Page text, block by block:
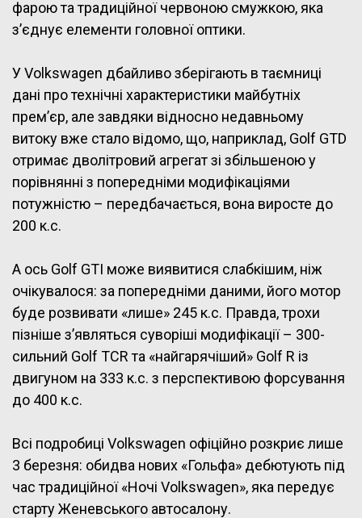
фарою та традиційної червоною смужкою, яка
з’єднує елементи головної оптики.
У Volkswagen дбайливо зберігають в таємниці
дані про технічні характеристики майбутніх
прем’єр, але завдяки відносно недавньому
витоку вже стало відомо, що, наприклад, Golf GTD
отримає дволітровий агрегат зі збільшеною у
порівнянні з попередніми модифікаціями
потужністю – передбачається, вона виросте до
200 к.с.
А ось Golf GTI може виявитися слабкішим, ніж
очікувалося: за попередніми даними, його мотор
буде розвивати «лише» 245 к.с. Правда, трохи
пізніше з’являться суворіші модифікації – 300-
сильний Golf TCR та «найгарячіший» Golf R із
двигуном на 333 к.с. з перспективою форсування
до 400 к.с.
Всі подробиці Volkswagen офіційно розкриє лише
3 березня: обидва нових «Гольфа» дебютують під
час традиційної «Ночі Volkswagen», яка передує
старту Женевського автосалону.